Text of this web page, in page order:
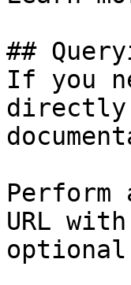
##
If you
directly
Perform
URL